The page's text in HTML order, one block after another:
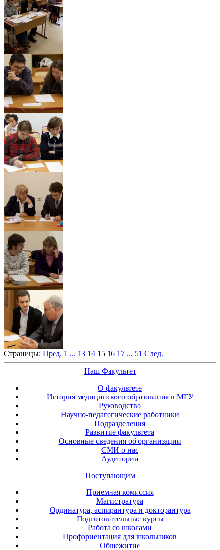
Страницы: Пред. 1 ... 13 14 15 16 17 ... 51 След.
Наш Факультет
О факультете
История медицинского образования в МГУ
Руководство
Научно-педагогические работники
Подразделения
Развитие факультета
Основные сведения об организации
СМИ о нас
Аудитории
Поступающим
Приемная комиссия
Магистратура
Ординатура, аспирантура и докторантура
Подготовительные курсы
Работа со школами
Профориентация для школьников
Общежитие